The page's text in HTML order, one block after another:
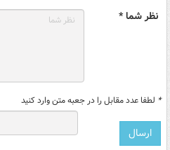
نظر شما *
* لطفا عدد مقابل را در جعبه متن وارد کنید